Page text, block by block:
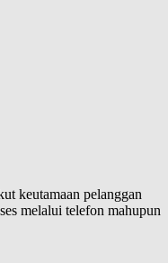
keutamaan pelanggan
melalui telefon mahupun